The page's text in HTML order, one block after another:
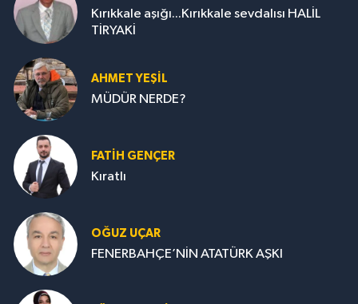
Kırıkkale aşığı...Kırıkkale sevdalısı HALİL
TİRYAKİ
AHMET YEŞİL
MÜDÜR NERDE?
FATIH GENÇER
Kıratlı
OĞUZ UÇAR
FENERBAHÇE’NİN ATATÜRK AŞKI